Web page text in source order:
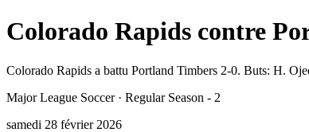
Colorado Rapids contre
Colorado Rapids a battu Portland Timbers 2-0. Buts: H.
Major League Soccer· Regular Season - 2
samedi 28 février 2026